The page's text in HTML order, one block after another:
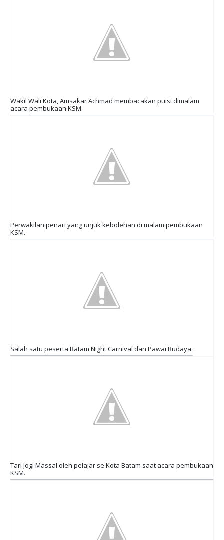
Wakil Wali Kota, Amsakar Achmad membacakan puisi dimalam
acara pembukaan KSM.
Perwakilan penari yang unjuk kebolehan di malam pembukaan
KSM.
Salah satu peserta Batam Night Carnival dan Pawai Budaya.
Tari Jogi Massal oleh pelajar se Kota Batam saat acara pembukaan
KSM.